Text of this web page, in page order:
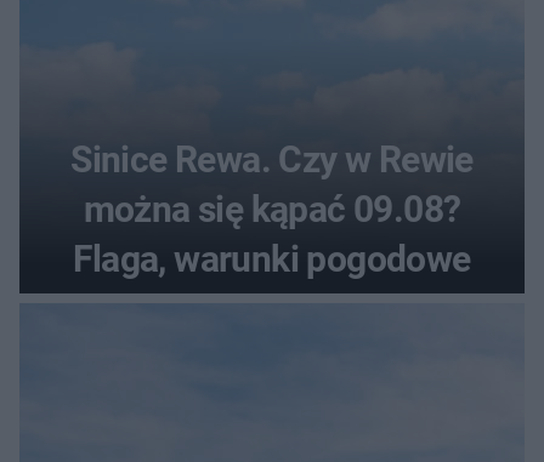
Sinice Rewa. Czy w Rewie
można się kąpać 09.08?
Flaga, warunki pogodowe